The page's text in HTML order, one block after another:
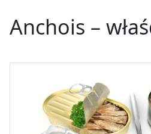
Anchois –